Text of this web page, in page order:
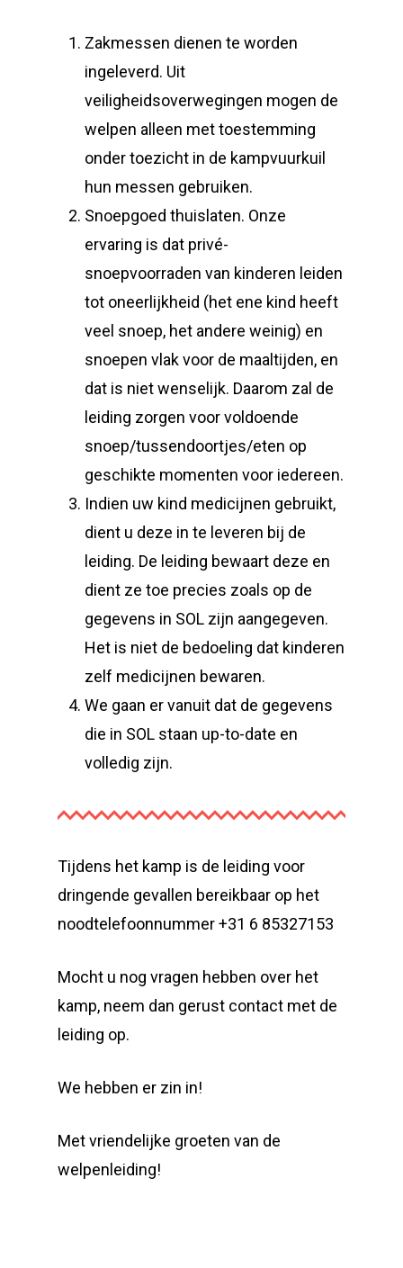
Zakmessen dienen te worden
ingeleverd. Uit
veiligheidsoverwegingen mogen de
welpen alleen met toestemming
onder toezicht in de kampvuurkuil
hun messen gebruiken.
Snoepgoed thuislaten. Onze
ervaring is dat privé-
snoepvoorraden van kinderen leiden
tot oneerlijkheid (het ene kind heeft
veel snoep, het andere weinig) en
snoepen vlak voor de maaltijden, en
dat is niet wenselijk. Daarom zal de
leiding zorgen voor voldoende
snoep/tussendoortjes/eten op
geschikte momenten voor iedereen.
Indien uw kind medicijnen gebruikt,
dient u deze in te leveren bij de
leiding. De leiding bewaart deze en
dient ze toe precies zoals op de
gegevens in SOL zijn aangegeven.
Het is niet de bedoeling dat kinderen
zelf medicijnen bewaren.
We gaan er vanuit dat de gegevens
die in SOL staan up-to-date en
volledig zijn.
Tijdens het kamp is de leiding voor
dringende gevallen bereikbaar op het
noodtelefoonnummer +31 6 85327153
Mocht u nog vragen hebben over het
kamp, neem dan gerust contact met de
leiding op.
We hebben er zin in!
Met vriendelijke groeten van de
welpenleiding!